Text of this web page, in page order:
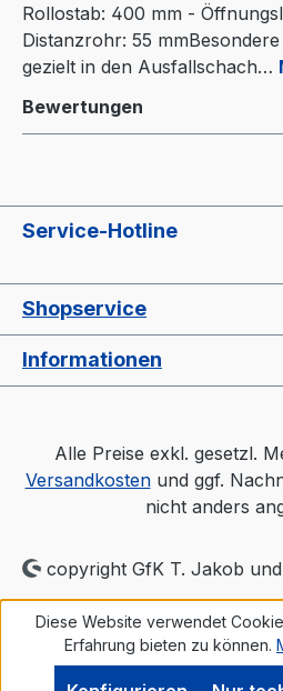
Rollostab: 400 mm -
Distanzrohr: 55
gezielt in den Ausfallschach…
Bewertungen
Service-Hotline
Shopservice
Informationen
Alle Preise exkl. gesetzl.
Versandkostenund ggf.
nicht anders
copyright GfK T. Jakob
Diese Website verwendet
Erfahrung bieten zu können.